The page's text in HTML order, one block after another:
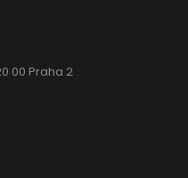
00 Praha 2